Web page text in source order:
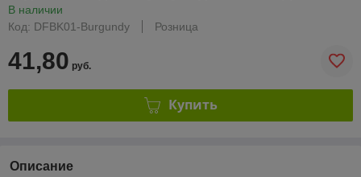
В наличии
Код: DFBK01-Burgundy
Розница
41,80 руб.
Купить
Описание